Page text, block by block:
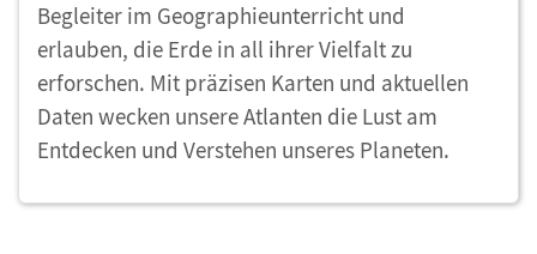
Begleiter im Geographieunterricht und
erlauben, die Erde in all ihrer Vielfalt zu
erforschen. Mit präzisen Karten und aktuellen
Daten wecken unsere Atlanten die Lust am
Entdecken und Verstehen unseres Planeten.